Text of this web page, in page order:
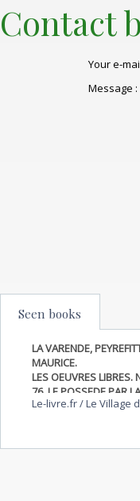
Contact
Your e-
Message :
Seen books
LA VARENDE,
MAURICE.
LES OEUVRES LIBRES.
76. LE POSSEDE PAR
TRAVERS LA
PEYREFITTE SUIVI DE
AMOUREUSE PAR
DE LAPINS PAR-CI,
Le-livre.fr / Le Village